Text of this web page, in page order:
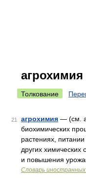
агрохимия
Толкование
21 агрохимия — (см.
биохимических
растениях,
других
и повышения
Словарь иностранных